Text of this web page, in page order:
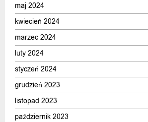
maj 2024
kwiecień 2024
marzec 2024
luty 2024
styczeń 2024
grudzień 2023
listopad 2023
październik 2023